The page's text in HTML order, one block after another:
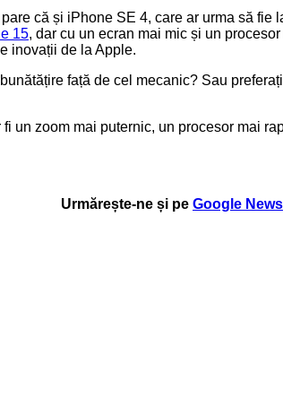
că și iPhone SE 4, care ar urma să fie
15, dar cu un ecran mai mic și un
inovații de la Apple.
față de cel mecanic? Sau
un zoom mai puternic, un procesor mai
Urmărește-ne și pe Google News